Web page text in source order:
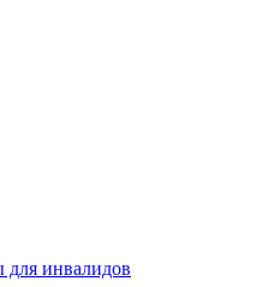
для инвалидов